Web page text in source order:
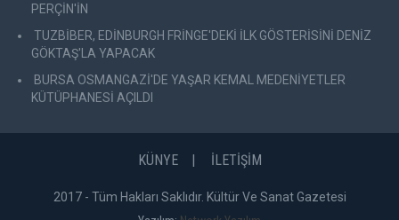
PERÇİN'İN
TUZBİBER, EDİNBURGH FRİNGE'DEKİ İLK GÖSTERİSİNİ DENİZ
GÖKTAŞ'LA YAPACAK
BURSA OSMANGAZİ'DE YAŞAR KEMAL MEDENİYETLER
KÜTÜPHANESİ AÇILDI
KÜNYE İLETİŞİM
2017 - Tüm Hakları Saklıdır. Kültür Ve Sanat Gazetesi